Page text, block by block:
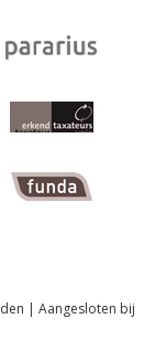
| Aangesloten bij